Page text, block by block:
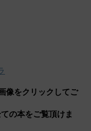
像をクリックしてご
の本をご覧頂けま